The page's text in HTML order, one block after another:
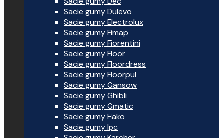
Sacie gumy Dulevo
Sacie gumy Electrolux
Sacie gumy Fimap
Sacie gumy Fiorentini
Sacie gumy Floor
Sacie gumy Floordress
Sacie gumy Floorpul
Sacie gumy Gansow
Sacie gumy Ghibli
Sacie gumy Gmatic
Sacie gumy Hako
Sacie gumy Ipc